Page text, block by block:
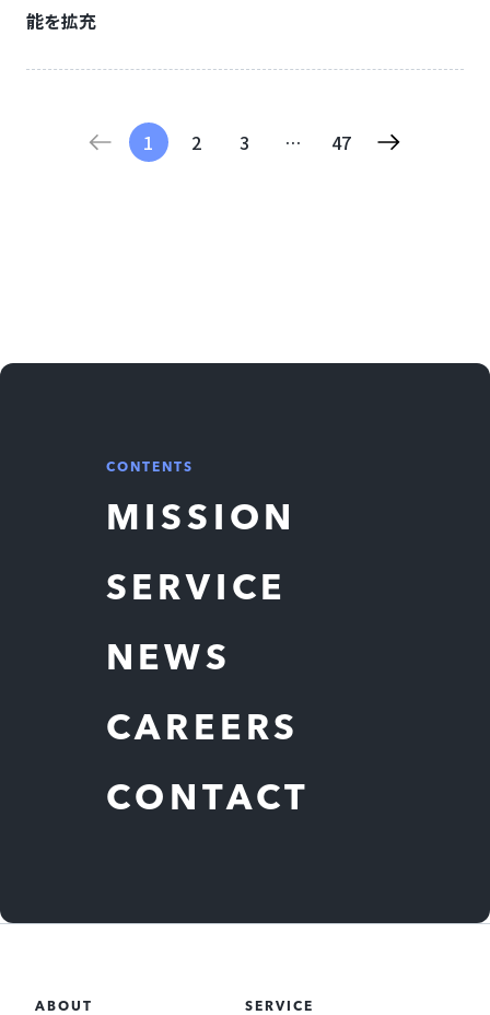
能を拡充
1 2 3 … 47
CONTENTS
MISSION
SERVICE
NEWS
CAREERS
CONTACT
ABOUT SERVICE